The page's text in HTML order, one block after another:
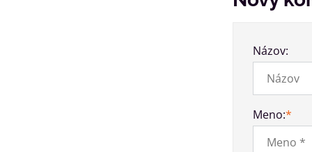
Názov:
Meno:*